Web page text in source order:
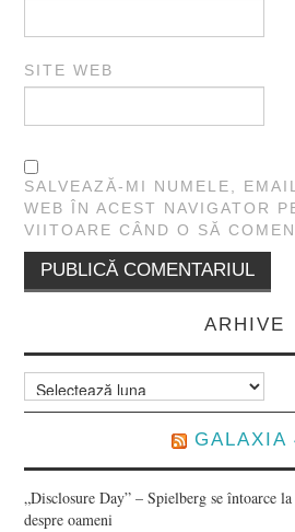
SITE WEB
SALVEAZĂ-MI NUMELE,
WEB ÎN ACEST NAVIGATOR
VIITOARE CÂND O SĂ
ARHIVE
Arhive
GALAXIA
„Disclosure Day” – Spielberg se întoarce
despre oameni